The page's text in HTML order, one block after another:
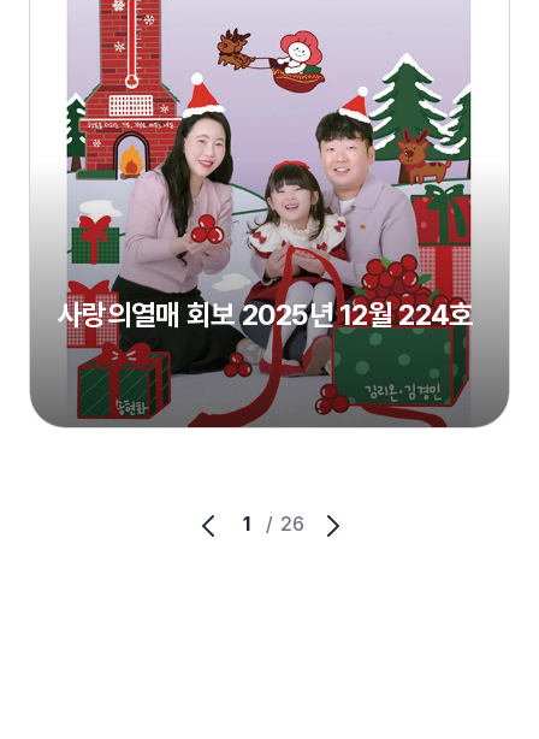
사랑의열매 회보 2025년 12월 224호
1 / 26